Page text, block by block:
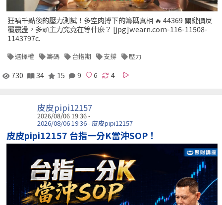
狂噴千點後的壓力測試！多空肉搏下的籌碼真相 🔥 44369 關鍵價反
覆震盪，多頭主力究竟在等什麼？ [jpg]wearn.com-116-11508-
1143797c.
選擇權 籌碼 台指期 支撐 壓力
730 34 15 9 4
皮皮pipi12157
2026/08/06 19:36 -
2026/08/06 19:36 - 皮皮pipi12157
皮皮pipi12157 台指一分K當沖SOP！